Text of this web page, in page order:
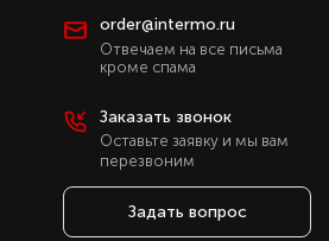
order@intermo.ru
Отвечаем на все письма
кроме спама
Заказать звонок
Оставьте заявку и мы вам
перезвоним
Задать вопрос